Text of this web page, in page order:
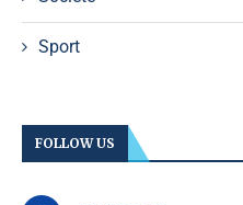
Sport
FOLLOW US